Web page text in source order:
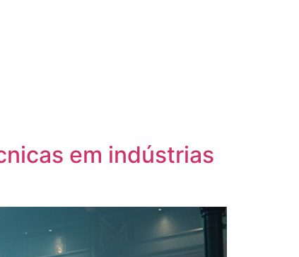
em indústrias